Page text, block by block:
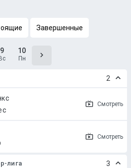
Завершенные
9
Вс
10
Пн
2
Смотреть
Смотреть
лига 3